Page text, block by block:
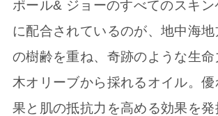
ポール& ジョーのすべてのスキン
に配合されているのが、地中海地
の樹齢を重ね、奇跡のような生
木オリーブから採れるオイル。
果と肌の抵抗力を高める効果を